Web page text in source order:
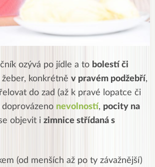
ozývá po jídle a to bolestí či
konkrétně v pravém podžebří,
do zad (až k pravé lopatce či
nevolností, pocity na
objevit i zimnice střídaná s
(od menších až po ty závažnější)